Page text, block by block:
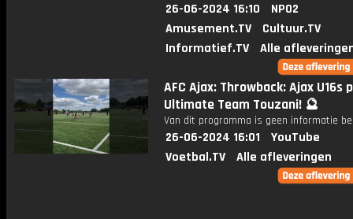
26-06-2024 16:10
NPO2
Amusement.TV
Cultuur.TV
Informatief.TV
Alle
AFC Ajax: Throwback: Ajax U16s
Ultimate Team Touzani! 🔮
Van dit programma is geen informatie
26-06-2024 16:01
YouTube
Voetbal.TV
Alle afleveringen